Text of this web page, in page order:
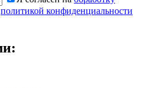
политикой конфиденциальности